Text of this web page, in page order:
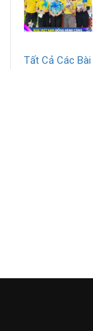
Tất Cả Các